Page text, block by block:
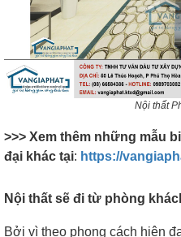
Nội thất
>>> Xem thêm những mẫu
đại khác tại: https://
Nội thất sẽ đi từ phòng
Bởi vì theo phong cách hiện